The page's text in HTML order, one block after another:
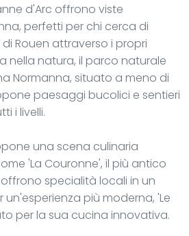
d'Arc offrono viste
perfetti per chi cerca di
Rouen attraverso i propri
nella natura, il parco naturale
Normanna, situato a meno di
paesaggi bucolici e sentieri
i livelli.
una scena culinaria
'La Couronne', il più antico
specialità locali in un
un'esperienza più moderna, 'Le
per la sua cucina innovativa.